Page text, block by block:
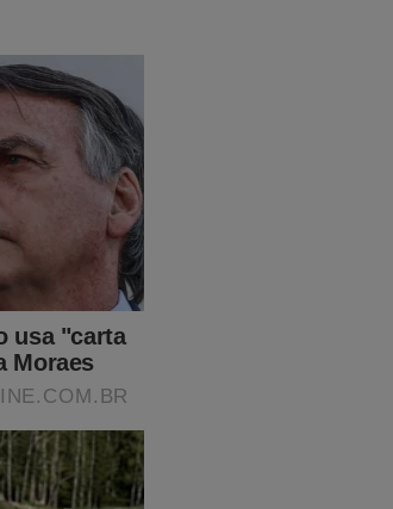
para salvar
um